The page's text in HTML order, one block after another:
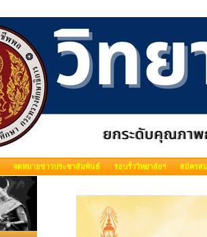
จดหมายข่าวประชาสัมพันธ์ รอบรั้ววิทยาลัยฯ สมัครส